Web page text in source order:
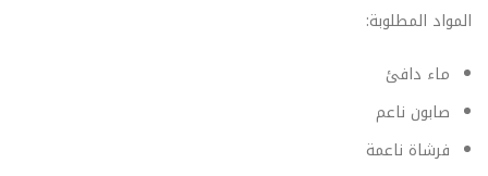
المواد المطلوبة:
ماء دافئ
صابون ناعم
فرشاة ناعمة